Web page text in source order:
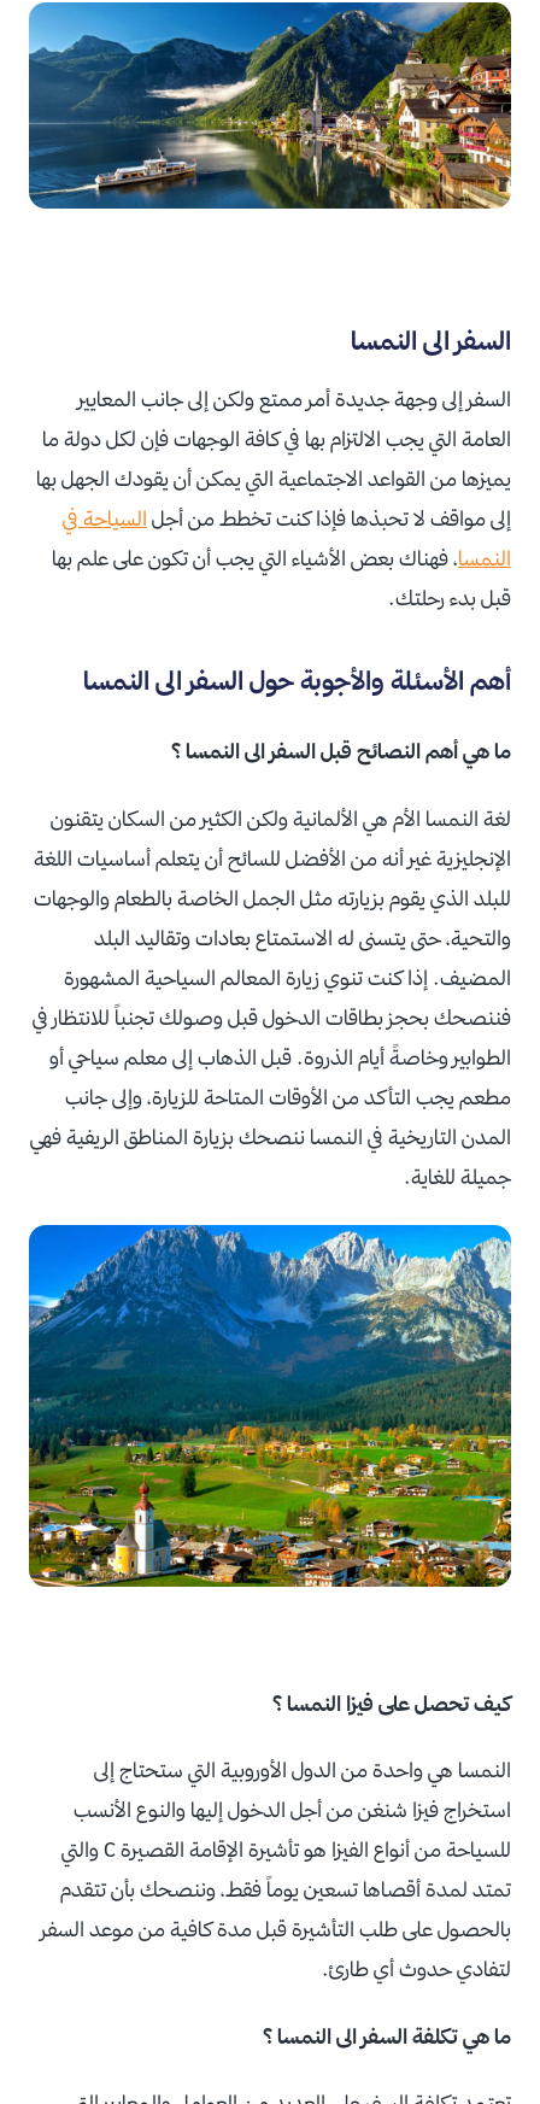
السفر الى النمسا
السفر إلى وجهة جديدة أمر ممتع ولكن إلى جانب المعايير
العامة التي يجب الالتزام بها في كافة الوجهات فإن لكل دولة ما
يميزها من القواعد الاجتماعية التي يمكن أن يقودك الجهل بها
إلى مواقف لا تحبذها فإذا كنت تخطط من أجل السياحة في
النمسا، فهناك بعض الأشياء التي يجب أن تكون على علم بها
قبل بدء رحلتك.
أهم الأسئلة والأجوبة حول السفر الى النمسا
ما هي أهم النصائح قبل السفر الى النمسا ؟
لغة النمسا الأم هي الألمانية ولكن الكثير من السكان يتقنون
الإنجليزية غير أنه من الأفضل للسائح أن يتعلم أساسيات اللغة
للبلد الذي يقوم بزيارته مثل الجمل الخاصة بالطعام والوجهات
والتحية، حتى يتسنى له الاستمتاع بعادات وتقاليد البلد
المضيف. إذا كنت تنوي زيارة المعالم السياحية المشهورة
فننصحك بحجز بطاقات الدخول قبل وصولك تجنباً للانتظار في
الطوابير وخاصةً أيام الذروة. قبل الذهاب إلى معلم سياحي أو
مطعم يجب التأكد من الأوقات المتاحة للزيارة، وإلى جانب
المدن التاريخية في النمسا ننصحك بزيارة المناطق الريفية فهي
جميلة للغاية.
كيف تحصل على فيزا النمسا ؟
النمسا هي واحدة من الدول الأوروبية التي ستحتاج إلى
استخراج فيزا شنغن من أجل الدخول إليها والنوع الأنسب
للسياحة من أنواع الفيزا هو تأشيرة الإقامة القصيرة C والتي
تمتد لمدة أقصاها تسعين يوماً فقط، وننصحك بأن تتقدم
بالحصول على طلب التأشيرة قبل مدة كافية من موعد السفر
لتفادي حدوث أي طارئ.
ما هي تكلفة السفر الى النمسا ؟